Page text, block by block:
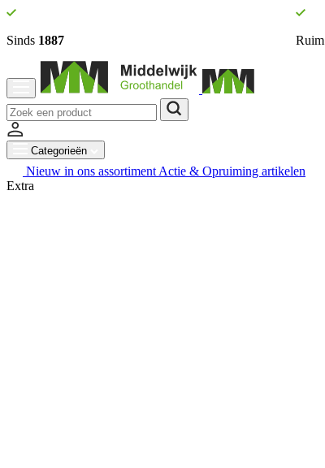
Sinds 1887 Ruim
Categorieën
Nieuw in ons assortiment Actie & Opruiming artikelen
Extra